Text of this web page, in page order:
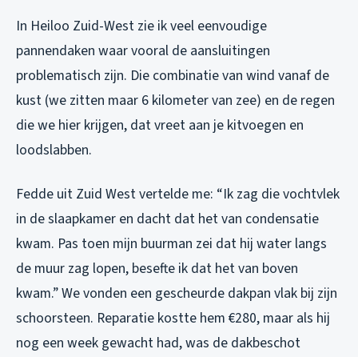
In Heiloo Zuid-West zie ik veel eenvoudige
pannendaken waar vooral de aansluitingen
problematisch zijn. Die combinatie van wind vanaf de
kust (we zitten maar 6 kilometer van zee) en de regen
die we hier krijgen, dat vreet aan je kitvoegen en
loodslabben.
Fedde uit Zuid West vertelde me: “Ik zag die vochtvlek
in de slaapkamer en dacht dat het van condensatie
kwam. Pas toen mijn buurman zei dat hij water langs
de muur zag lopen, besefte ik dat het van boven
kwam.” We vonden een gescheurde dakpan vlak bij zijn
schoorsteen. Reparatie kostte hem €280, maar als hij
nog een week gewacht had, was de dakbeschot